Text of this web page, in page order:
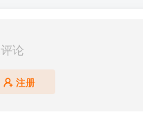
论
注册